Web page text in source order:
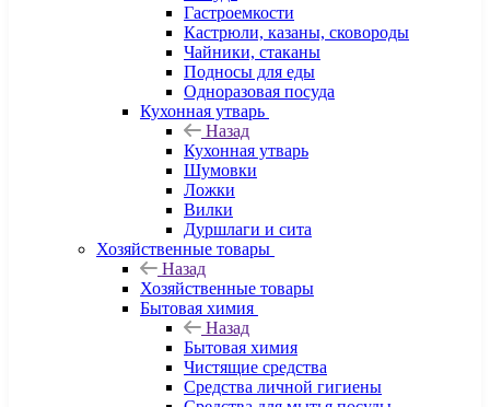
Гастроемкости
Кастрюли, казаны, сковороды
Чайники, стаканы
Подносы для еды
Одноразовая посуда
Кухонная утварь
Назад
Кухонная утварь
Шумовки
Ложки
Вилки
Дуршлаги и сита
Хозяйственные товары
Назад
Хозяйственные товары
Бытовая химия
Назад
Бытовая химия
Чистящие средства
Средства личной гигиены